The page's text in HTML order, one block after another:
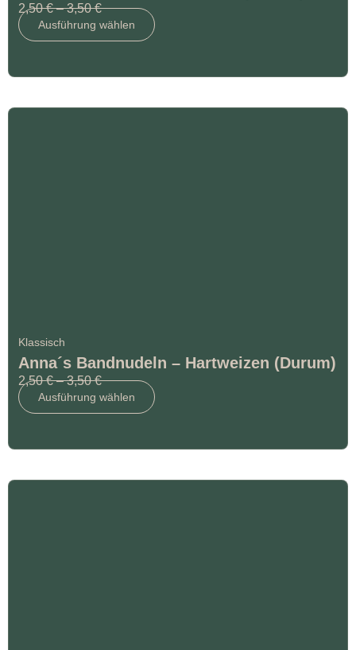
2,50€ –3,50€
Ausführung wählen
Klassisch
Anna´s Bandnudeln – Hartweizen (Durum)
2,50€ –3,50€
Ausführung wählen